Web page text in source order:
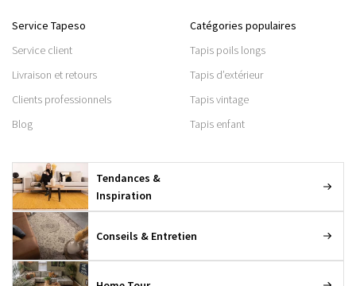
Service Tapeso
Service client
Livraison et retours
Clients professionnels
Blog
Catégories populaires
Tapis poils longs
Tapis d’extérieur
Tapis vintage
Tapis enfant
Tendances &
Inspiration
Conseils & Entretien